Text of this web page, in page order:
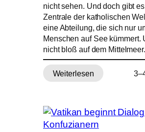
nicht sehen. Und doch gibt
Zentrale der katholischen
eine Abteilung, die sich nur
Menschen auf See kümmert.
nicht bloß auf dem Mittelmeer.
Weiterlesen
:
die
Angst